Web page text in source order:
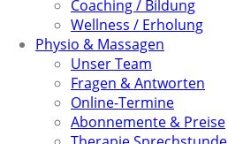
Coaching / Bildung
Wellness / Erholung
Physio & Massagen
Unser Team
Fragen & Antworten
Online-Termine
Abonnemente & Preise